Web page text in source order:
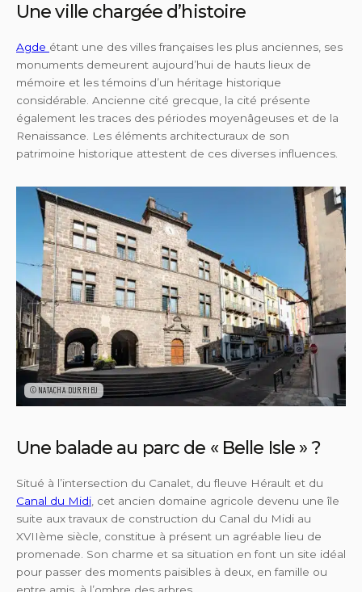
Une ville chargée d’histoire
Agde étant une des villes françaises les plus anciennes, ses
monuments demeurent aujourd’hui de hauts lieux de
mémoire et les témoins d’un héritage historique
considérable. Ancienne cité grecque, la cité présente
également les traces des périodes moyenâgeuses et de la
Renaissance. Les éléments architecturaux de son
patrimoine historique attestent de ces diverses influences.
©NATACHA DURRIEU
Une balade au parc de « Belle Isle » ?
Situé à l’intersection du Canalet, du fleuve Hérault et du
Canal du Midi , cet ancien domaine agricole devenu une île
suite aux travaux de construction du Canal du Midi au
XVIIème siècle, constitue à présent un agréable lieu de
promenade. Son charme et sa situation en font un site idéal
pour passer des moments paisibles à deux, en famille ou